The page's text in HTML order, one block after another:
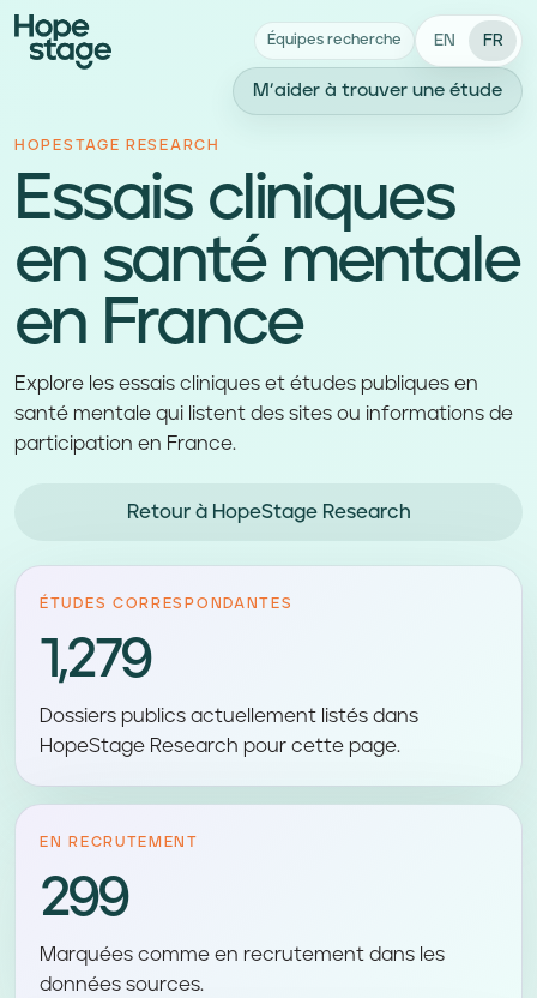
Équipes recherche EN FR
M’aider à trouver une étude
HOPESTAGE RESEARCH
Essais cliniques
en santé mentale
en France
Explore les essais cliniques et études publiques en
santé mentale qui listent des sites ou informations de
participation en France.
Retour à HopeStage Research
ÉTUDES CORRESPONDANTES
1,279
Dossiers publics actuellement listés dans
HopeStage Research pour cette page.
EN RECRUTEMENT
299
Marquées comme en recrutement dans les
données sources.